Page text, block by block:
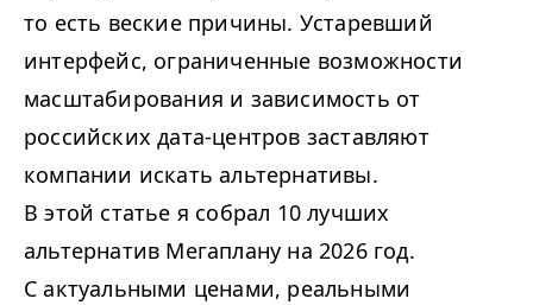
то есть веские причины. Устаревший
интерфейс, ограниченные возможности
масштабирования и зависимость от
российских дата-центров заставляют
компании искать альтернативы.
В этой статье я собрал 10 лучших
альтернатив Мегаплану на 2026 год.
С актуальными ценами, реальными